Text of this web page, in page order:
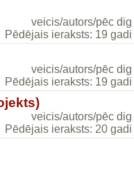
veicis/autors/pēc dig
Pēdējais ieraksts: 19 gadi
veicis/autors/pēc dig
Pēdējais ieraksts: 19 gadi
veicis/autors/pēc dig
Pēdējais ieraksts: 20 gadi